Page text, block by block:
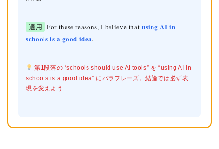
適用 For these reasons, I believe thatusing AI in
schools is a good idea.
第1段落の “schools should use AI tools” を “using AI in
schools is a good idea” にパラフレーズ。結論では必ず表
現を変えよう！